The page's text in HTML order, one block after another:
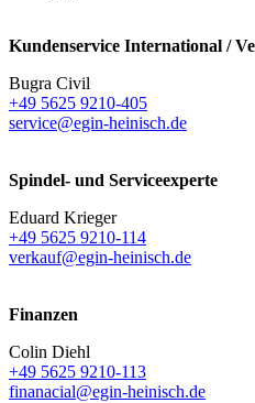
Kundenservice International /
Bugra Civil
+49 5625 9210-405
service@egin-heinisch.de
Spindel- und Serviceexperte
Eduard Krieger
+49 5625 9210-114
verkauf@egin-heinisch.de
Finanzen
Colin Diehl
+49 5625 9210-113
finanacial@egin-heinisch.de